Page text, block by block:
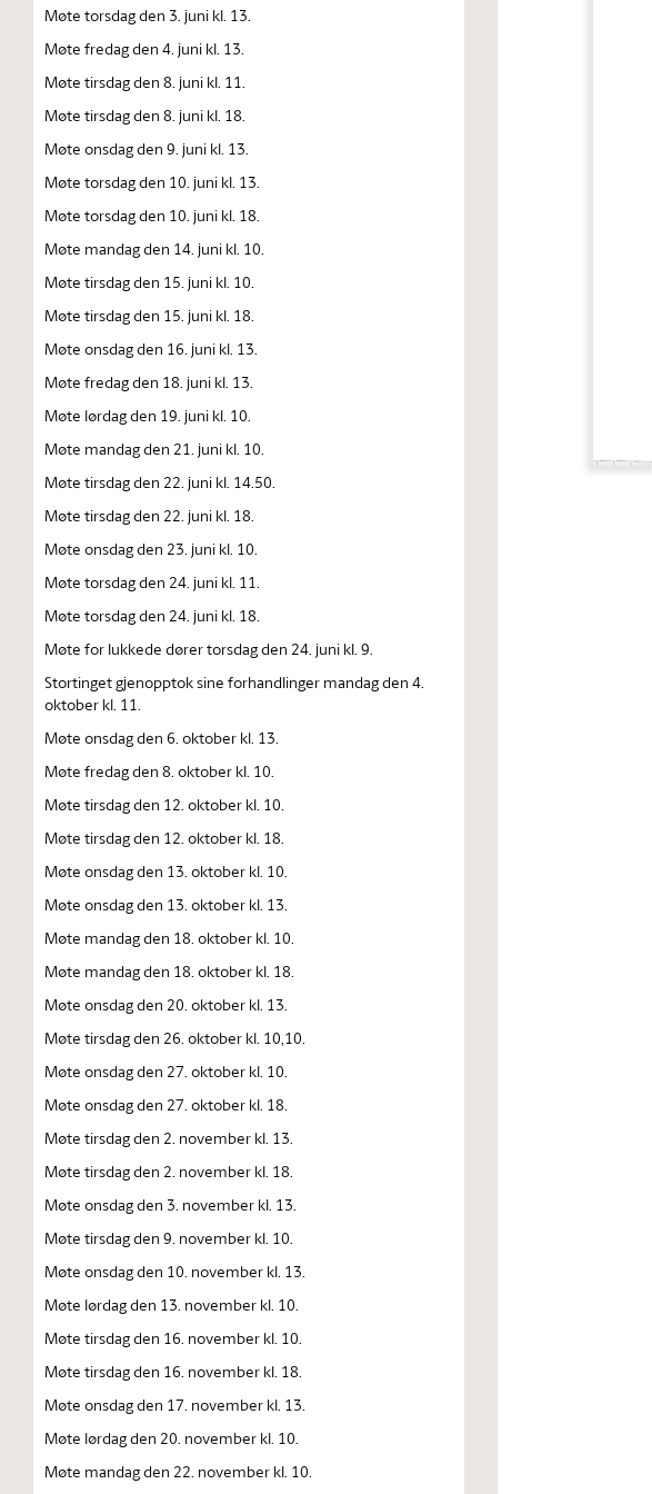
Møte torsdag den 3. juni kl. 13.
Møte fredag den 4. juni kl. 13.
Møte tirsdag den 8. juni kl. 11.
Møte tirsdag den 8. juni kl. 18.
Møte onsdag den 9. juni kl. 13.
Møte torsdag den 10. juni kl. 13.
Møte torsdag den 10. juni kl. 18.
Møte mandag den 14. juni kl. 10.
Møte tirsdag den 15. juni kl. 10.
Møte tirsdag den 15. juni kl. 18.
Møte onsdag den 16. juni kl. 13.
Møte fredag den 18. juni kl. 13.
Møte lørdag den 19. juni kl. 10.
Møte mandag den 21. juni kl. 10.
Møte tirsdag den 22. juni kl. 14.50.
Møte tirsdag den 22. juni kl. 18.
Møte onsdag den 23. juni kl. 10.
Møte torsdag den 24. juni kl. 11.
Møte torsdag den 24. juni kl. 18.
Møte for lukkede dører torsdag den 24. juni kl. 9.
Stortinget gjenopptok sine forhandlinger mandag den 4.
oktober kl. 11.
Møte onsdag den 6. oktober kl. 13.
Møte fredag den 8. oktober kl. 10.
Møte tirsdag den 12. oktober kl. 10.
Møte tirsdag den 12. oktober kl. 18.
Møte onsdag den 13. oktober kl. 10.
Møte onsdag den 13. oktober kl. 13.
Møte mandag den 18. oktober kl. 10.
Møte mandag den 18. oktober kl. 18.
Møte onsdag den 20. oktober kl. 13.
Møte tirsdag den 26. oktober kl. 10,10.
Møte onsdag den 27. oktober kl. 10.
Møte onsdag den 27. oktober kl. 18.
Møte tirsdag den 2. november kl. 13.
Møte tirsdag den 2. november kl. 18.
Møte onsdag den 3. november kl. 13.
Møte tirsdag den 9. november kl. 10.
Møte onsdag den 10. november kl. 13.
Møte lørdag den 13. november kl. 10.
Møte tirsdag den 16. november kl. 10.
Møte tirsdag den 16. november kl. 18.
Møte onsdag den 17. november kl. 13.
Møte lørdag den 20. november kl. 10.
Møte mandag den 22. november kl. 10.